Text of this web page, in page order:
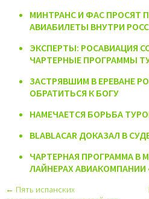
МИНТРАНС И ФАС ПРОСЯТ
АВИАБИЛЕТЫ ВНУТРИ
ЭКСПЕРТЫ: РОСАВИАЦИЯ
ЧАРТЕРНЫЕ ПРОГРАММЫ
ЗАСТРЯВШИМ В ЕРЕВАНЕ
ОБРАТИТЬСЯ К БОГУ
НАМЕЧАЕТСЯ БОРЬБА
BLABLACAR ДОКАЗАЛ В
ЧАРТЕРНАЯ ПРОГРАММА В
ЛАЙНЕРАХ АВИАКОМПАНИИ
← Пять испанских